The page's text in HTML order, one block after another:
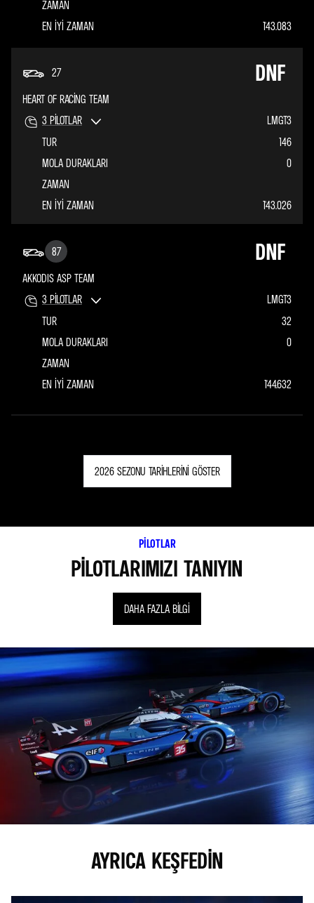
1'43.083
ZAMAN
EN IYI ZAMAN
DNF
27
3 PILOTLAR
HEART OF RACING TEAM
LMGT3
146
0
1'43.026
TUR
MOLA DURAKLARI
ZAMAN
EN IYI ZAMAN
DNF
87
3 PILOTLAR
AKKODIS ASP TEAM
LMGT3
32
0
1'44.632
TUR
MOLA DURAKLARI
ZAMAN
EN IYI ZAMAN
2026 SEZONU TARIHLERINI GÖSTER
PILOTLAR
PILOTLARIMIZI TANIYIN
DAHA FAZLA BILGI
AYRICA KEŞFEDIN